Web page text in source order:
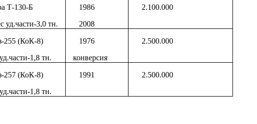
Т-130-Б
3,0 тн.
1986
2008
2.100.000
255 (КоК-8)
1,8 тн.
1976
конверсия
2.500.000
257 (КоК-8)
1,8 тн.
1991 2.500.000